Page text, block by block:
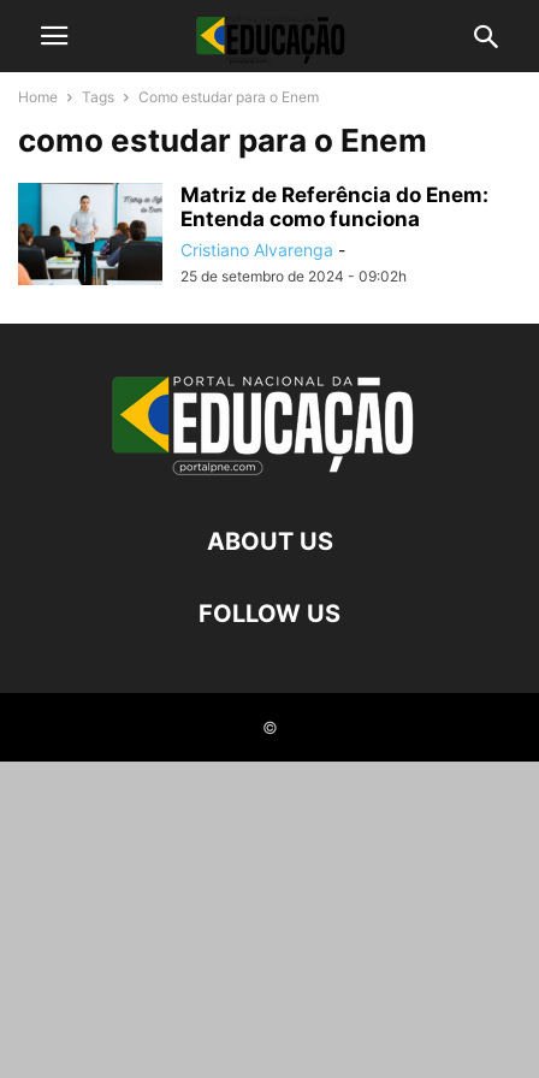
Home Tags Como estudar para o Enem
como estudar para o Enem
Matriz de Referência do Enem:
Entenda como funciona
Cristiano Alvarenga -
25 de setembro de 2024 - 09:02h
ABOUT US
FOLLOW US
©